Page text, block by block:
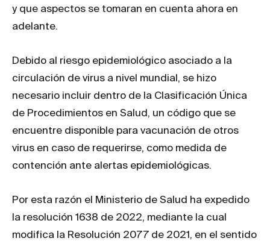
y que aspectos se tomaran en cuenta ahora en
adelante.
Debido al riesgo epidemiológico asociado a la
circulación de virus a nivel mundial, se hizo
necesario incluir dentro de la Clasificación Única
de Procedimientos en Salud, un código que se
encuentre disponible para vacunación de otros
virus en caso de requerirse, como medida de
contención ante alertas epidemiológicas.
Por esta razón el Ministerio de Salud ha expedido
la resolución 1638 de 2022, mediante la cual
modifica la Resolución 2077 de 2021, en el sentido